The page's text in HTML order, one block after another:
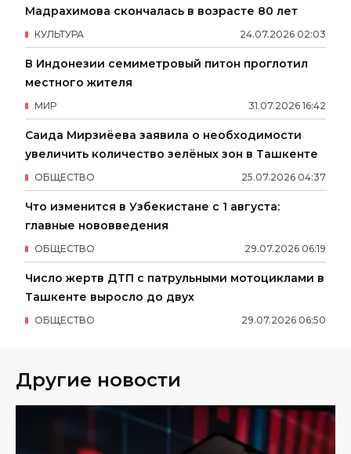
Мадрахимова скончалась в возрасте 80 лет
24.07.2026 02:03
КУЛЬТУРА
В Индонезии семиметровый питон проглотил
местного жителя
31.07.2026 16:42
МИР
Саида Мирзиёева заявила о необходимости
увеличить количество зелёных зон в Ташкенте
25.07.2026 04:37
ОБЩЕСТВО
Что изменится в Узбекистане с 1 августа:
главные нововведения
29.07.2026 06:19
ОБЩЕСТВО
Число жертв ДТП с патрульными мотоциклами в
Ташкенте выросло до двух
29.07.2026 06:50
ОБЩЕСТВО
Другие новости